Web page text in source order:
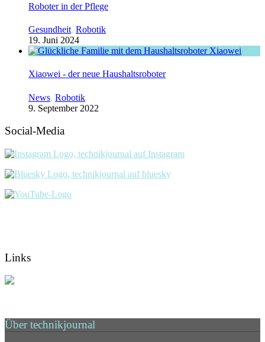
Roboter in der Pflege
Gesundheit, Robotik
19. Juni 2024
Xiaowei - der neue Haushaltsroboter
News, Robotik
9. September 2022
Social-Media
Links
Über technikjournal